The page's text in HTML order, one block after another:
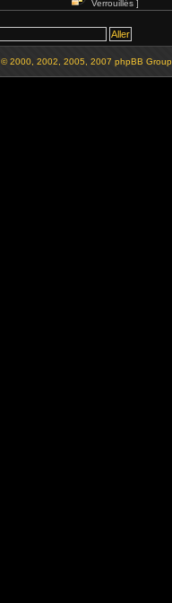
Verrouillés ]
© 2000, 2002, 2005, 2007 phpBB Group